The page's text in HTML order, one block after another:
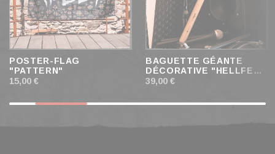
POSTER-FLAG
"PATTERN"
15,00 €
BAGUETTE GÉANTE
DÉCORATIVE "HELLFEST
X PROORCA"
39,00 €